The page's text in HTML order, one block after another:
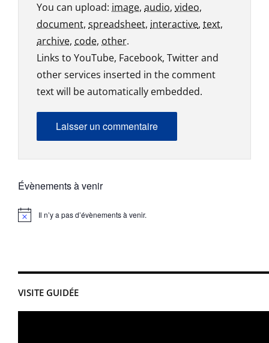
You can upload: image, audio, video,
document, spreadsheet, interactive, text,
archive, code, other.
Links to YouTube, Facebook, Twitter and
other services inserted in the comment
text will be automatically embedded.
Évènements à venir
Notice Il n’y a pas d’évènements à venir.
VISITE GUIDÉE